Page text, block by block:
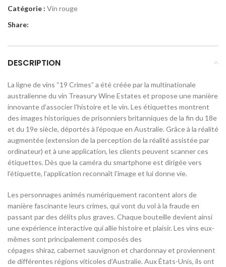
Catégorie : Vin rouge
Share:
DESCRIPTION
La ligne de vins “19 Crimes” a été créée par la multinationale
australienne du vin Treasury Wine Estates et propose une manière
innovante d’associer l’histoire et le vin. Les étiquettes montrent
des images historiques de prisonniers britanniques de la fin du 18e
et du 19e siècle, déportés à l’époque en Australie. Grâce à la réalité
augmentée (extension de la perception de la réalité assistée par
ordinateur) et à une application, les clients peuvent scanner ces
étiquettes. Dès que la caméra du smartphone est dirigée vers
l’étiquette, l’application reconnaît l’image et lui donne vie.
Les personnages animés numériquement racontent alors de
manière fascinante leurs crimes, qui vont du vol à la fraude en
passant par des délits plus graves. Chaque bouteille devient ainsi
une expérience interactive qui allie histoire et plaisir. Les vins eux-
mêmes sont principalement composés des
cépages shiraz, cabernet sauvignon et chardonnay et proviennent
de différentes régions viticoles d’Australie. Aux États-Unis, ils ont